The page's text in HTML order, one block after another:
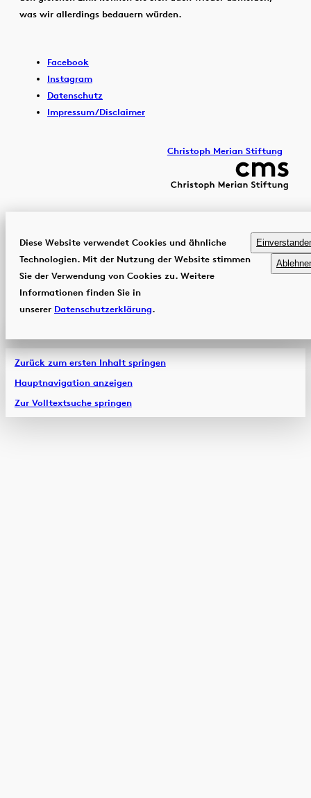
was wir allerdings bedauern würden.
Facebook
Instagram
Datenschutz
Impressum/Disclaimer
Christoph Merian Stiftung
Diese Website verwendet Cookies und ähnliche
Technologien. Mit der Nutzung der Website stimmen
Sie der Verwendung von Cookies zu. Weitere
Informationen finden Sie in
unserer Datenschutzerklärung.
Zurück zum ersten Inhalt springen
Hauptnavigation anzeigen
Zur Volltextsuche springen